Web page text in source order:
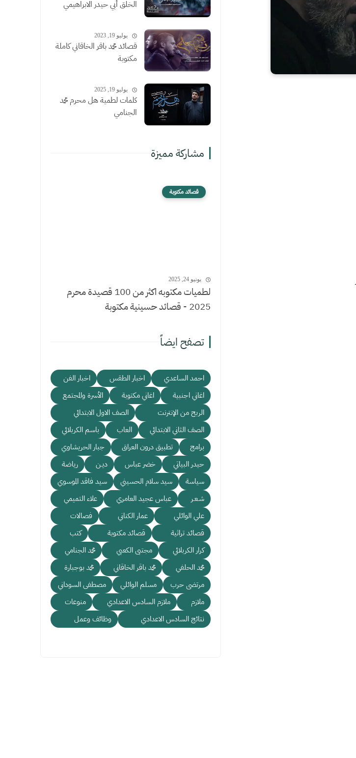
الخلق أبي حيدر الابراهيمي
يوليو 19, 2023
قصائد محمد باقر الخاقاني كاملة
مكتوبة
يوليو 19, 2025
كلمات لطمية هل محرم محمد
الجنامي
مشاركة مميزة
قصائد مكتوبة
يونيو 24, 2025
لطميات مكتوبه اكثر من 100 قصيدة محرم
2025 - قصائد حسينية مكتوبة
تصفح ايضاً
احمد الساعدي اخبار الطقس
اخبار الفن
اغاني اجنبية
اغاني مكتوبة
الأسرة والمجتمع
الربح من الإنترنت
الصف الاول الابتدائي
الصف الثاني الابتدائي
العاب
باسم الكربلائي
برامج
تطبيق درون العراق
جبار الحريشاوي
حيدر البياتي
خضر عباس ديـن
رياضة
سياسة
سيد سلام الحسيني
سيد فاقد الموسوي
شـعـر
عباس عجيد العامري
علاء التميمي
علي الوائلي
عمار الكناني
فصالات
قصائد تراثية
قصائد مكتوبة
كتب
كرار الكربلائي
مجتبى الكعبي
محمد الجنامي
محمد الحلفي
محمد باقر الخاقاني
محمد بوجبارة
مرتضى حرب
مسلم الوائلي
مصطفى السوداني
ملازم
ملازم السادس الاعدادي
منوعات
نتائج السادس الاعدادي
وظائف وعمل